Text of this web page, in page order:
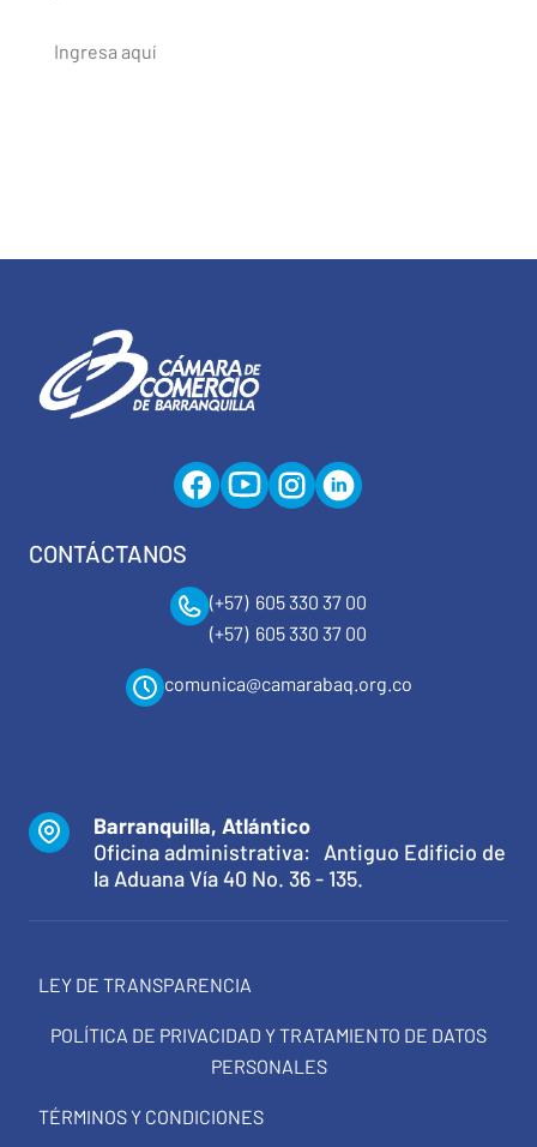
Ingresa aquí
CONTÁCTANOS
(+57) 605 330 37 00
(+57) 605 330 37 00
comunica@camarabaq.org.co
Barranquilla, Atlántico
Oficina administrativa: Antiguo Edificio de
la Aduana Vía 40 No. 36 - 135.
LEY DE TRANSPARENCIA
POLÍTICA DE PRIVACIDAD Y TRATAMIENTO DE DATOS
PERSONALES
TÉRMINOS Y CONDICIONES